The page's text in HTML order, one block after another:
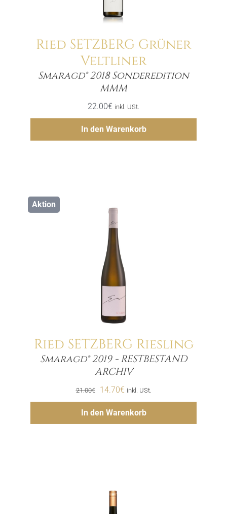
Ried SETZBERG Grüner
Veltliner
Smaragd® 2018 Sonderedition
MMM
22.00€ inkl. USt.
In den Warenkorb
Menge
Hinzufügen
Aktion
Ried SETZBERG Riesling
Smaragd® 2019 - RESTBESTAND
ARCHIV
21.00€
Ursprünglicher
Preis
war:
14.70€Aktueller
Preis
ist:
inkl. USt.
In den Warenkorb
Menge
Hinzufügen